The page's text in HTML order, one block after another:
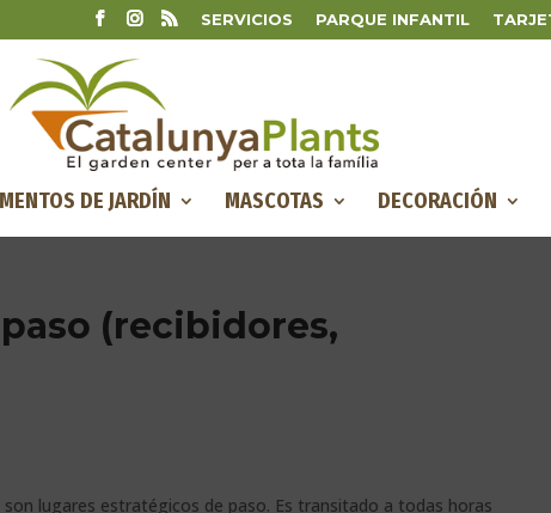
SERVICIOS PARQUE INFANTIL
DE JARDÍN MASCOTAS DECORACIÓN
(recibidores,
lugares estratégicos de paso. Es transitado a todas horas